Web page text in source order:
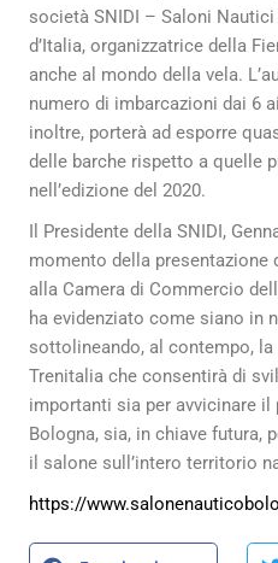
società SNIDI – Saloni
d’Italia, organizzatrice della
anche al mondo della vela.
numero di imbarcazioni dai 6
inoltre, porterà ad esporre
delle barche rispetto a quelle
nell’edizione del 2020.
Il Presidente della SNIDI,
momento della presentazione
alla Camera di Commercio
ha evidenziato come siano in
sottolineando, al contempo,
Trenitalia che consentirà di
importanti sia per avvicinare il
Bologna, sia, in chiave futura,
il salone sull’intero territorio
https://